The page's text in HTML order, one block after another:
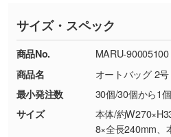
す。→詳しく見る
・コーポレートカラーを使
刷色にこだわりがある
DIC・PANTONEなどのカラ
現物支給による色指定も
※詳しくは「商品の良品基
ください。
【返品・交換ができない場
・お客様の元で商品を加工
商品が破損した場合
・商品到着後7日以上経過
TEL：0422-29-9911 営業
18:00(土日祝日除く)
サイズ・スペック
商品No.
MARU-90005100
商品名
オートバッグ 2号
最小発注数
30個/30個から1
サイズ
本体/約
8×全長240mm、